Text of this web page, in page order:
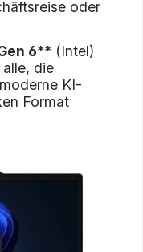
oder
6** (Intel)
die
KI-
Format